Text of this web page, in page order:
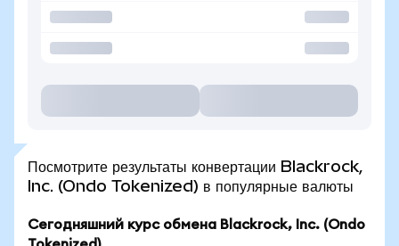
Посмотрите результаты конвертации Blackrock,
Inc. (Ondo Tokenized) в популярные валюты
Сегодняшний курс обмена Blackrock, Inc. (Ondo